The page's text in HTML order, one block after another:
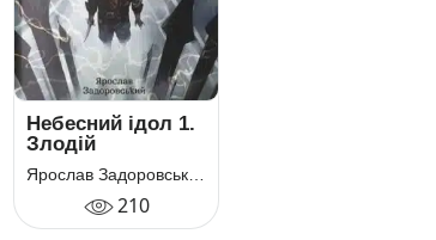
Небесний ідол 1.
Злодій
210